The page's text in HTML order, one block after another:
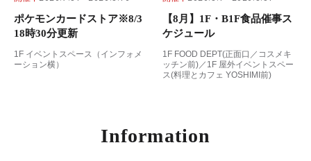
ポケモンカードストア※8/3
18時30分更新
1F イベントスペース（インフォメ
ーション横）​
【8月】1F・B1F食品催事ス
ケジュール
1F FOOD DEPT(正面口／コスメキ
ッチン前)／1F 屋外イベントスペー
ス(料理とカフェ YOSHIMI前)
Information